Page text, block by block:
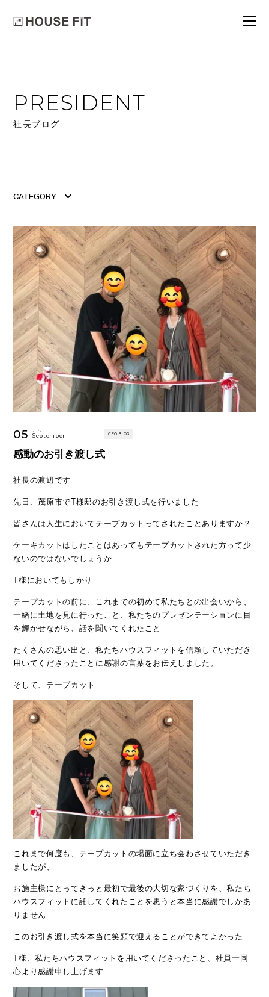
PRESIDENT
社長ブログ
CATEGORY
05 2022
September CEO BLOG
感動のお引き渡し式
社長の渡辺です
先日、茂原市でT様邸のお引き渡し式を行いました
皆さんは人生においてテープカットってされたことありますか？
ケーキカットはしたことはあってもテープカットされた方って少
ないのではないでしょうか
T様においてもしかり
テープカットの前に、これまでの初めて私たちとの出会いから、
一緒に土地を見に行ったこと、私たちのプレゼンテーションに目
を輝かせながら、話を聞いてくれたこと
たくさんの思い出と、私たちハウスフィットを信頼していただき
用いてくださったことに感謝の言葉をお伝えしました。
そして、テープカット
これまで何度も、テープカットの場面に立ち会わさせていただき
ましたが、
お施主様にとってきっと最初で最後の大切な家づくりを、私たち
ハウスフィットに託してくれたことを思うと本当に感謝でしかあ
りません
このお引き渡し式を本当に笑顔で迎えることができてよかった
T様、私たちハウスフィットを用いてくださったこと、社員一同
心より感謝申し上げます